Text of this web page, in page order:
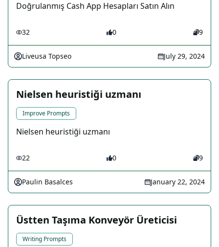
Doğrulanmış Cash App Hesapları Satın Alın
32 0 9
Liveusa Topseo July 29, 2024
Nielsen heuristiği uzmanı
Improve Prompts
Nielsen heuristiği uzmanı
22 0 9
Paulin Basalces January 22, 2024
Üstten Taşıma Konveyör Üreticisi
Writing Prompts